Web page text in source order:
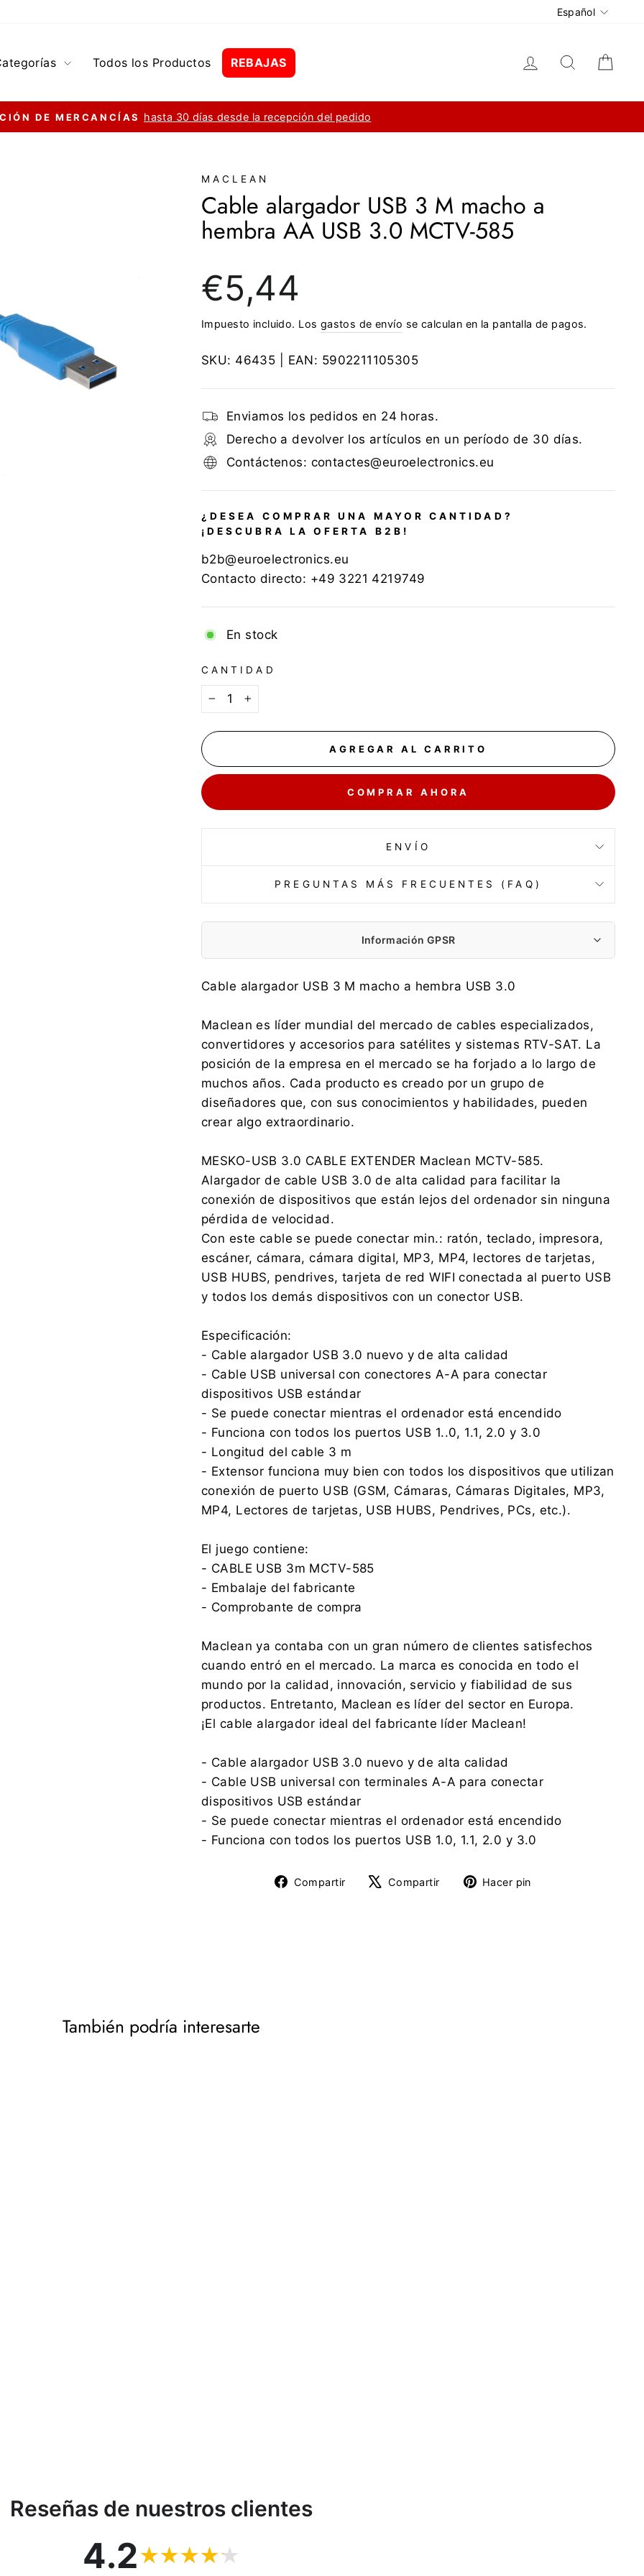
Idioma
Español
Todos los Productos REBAJAS Ingresar Buscar
diapositivas
DE MERCANCÍAS hasta 30 días desde la recepción del pedido
MACLEAN
Cable alargador USB 3 M macho a
hembra AA USB 3.0 MCTV-585
regular
€5,44
Impuesto incluido. Los gastos de envío se calculan en la pantalla de pagos.
SKU: 46435 | EAN: 5902211105305
Enviamos los pedidos en 24 horas.
Derecho a devolver los artículos en un período de 30 días.
Contáctenos: contactes@euroelectronics.eu
¿DESEA COMPRAR UNA MAYOR CANTIDAD?
¡DESCUBRA LA OFERTA B2B!
b2b@euroelectronics.eu
Contacto directo: +49 3221 4219749
En stock
CANTIDAD
AGREGAR AL CARRITO
COMPRAR AHORA
ENVÍO
PREGUNTAS MÁS FRECUENTES (FAQ)
Información GPSR
Fabricante:
Centrumelektroniki.EU Sp. z o.o.
Korfantego 7, 42-600 Tarnowskie Góry
+48 32 284 72 22
Importador:
Centrumelektroniki.EU Sp. z o.o.
Korfantego 7, 42-600 Tarnowskie Góry
contact@centrumelektroniki.pl
+48 32 284 72 22
Cable alargador USB 3 M macho a hembra USB 3.0
Maclean es líder mundial del mercado de cables especializados,
convertidores y accesorios para satélites y sistemas RTV-SAT. La
posición de la empresa en el mercado se ha forjado a lo largo de
muchos años. Cada producto es creado por un grupo de
diseñadores que, con sus conocimientos y habilidades, pueden
crear algo extraordinario.
MESKO-USB 3.0 CABLE EXTENDER Maclean MCTV-585.
Alargador de cable USB 3.0 de alta calidad para facilitar la
conexión de dispositivos que están lejos del ordenador sin ninguna
pérdida de velocidad.
Con este cable se puede conectar min.: ratón, teclado, impresora,
escáner, cámara, cámara digital, MP3, MP4, lectores de tarjetas,
USB HUBS, pendrives, tarjeta de red WIFI conectada al puerto USB
y todos los demás dispositivos con un conector USB.
Especificación:
- Cable alargador USB 3.0 nuevo y de alta calidad
- Cable USB universal con conectores A-A para conectar
dispositivos USB estándar
- Se puede conectar mientras el ordenador está encendido
- Funciona con todos los puertos USB 1..0, 1.1, 2.0 y 3.0
- Longitud del cable 3 m
- Extensor funciona muy bien con todos los dispositivos que utilizan
conexión de puerto USB (GSM, Cámaras, Cámaras Digitales, MP3,
MP4, Lectores de tarjetas, USB HUBS, Pendrives, PCs, etc.).
El juego contiene:
- CABLE USB 3m MCTV-585
- Embalaje del fabricante
- Comprobante de compra
Maclean ya contaba con un gran número de clientes satisfechos
cuando entró en el mercado. La marca es conocida en todo el
mundo por la calidad, innovación, servicio y fiabilidad de sus
productos. Entretanto, Maclean es líder del sector en Europa.
¡El cable alargador ideal del fabricante líder Maclean!
- Cable alargador USB 3.0 nuevo y de alta calidad
- Cable USB universal con terminales A-A para conectar
dispositivos USB estándar
- Se puede conectar mientras el ordenador está encendido
- Funciona con todos los puertos USB 1.0, 1.1, 2.0 y 3.0
Compartir
Compartir
Compartir
TuitearHacer pin
También podría interesarte
Reseñas de nuestros clientes
4.2